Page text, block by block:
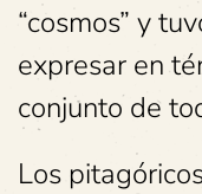
“cosmos” y
expresar en
conjunto de
Los